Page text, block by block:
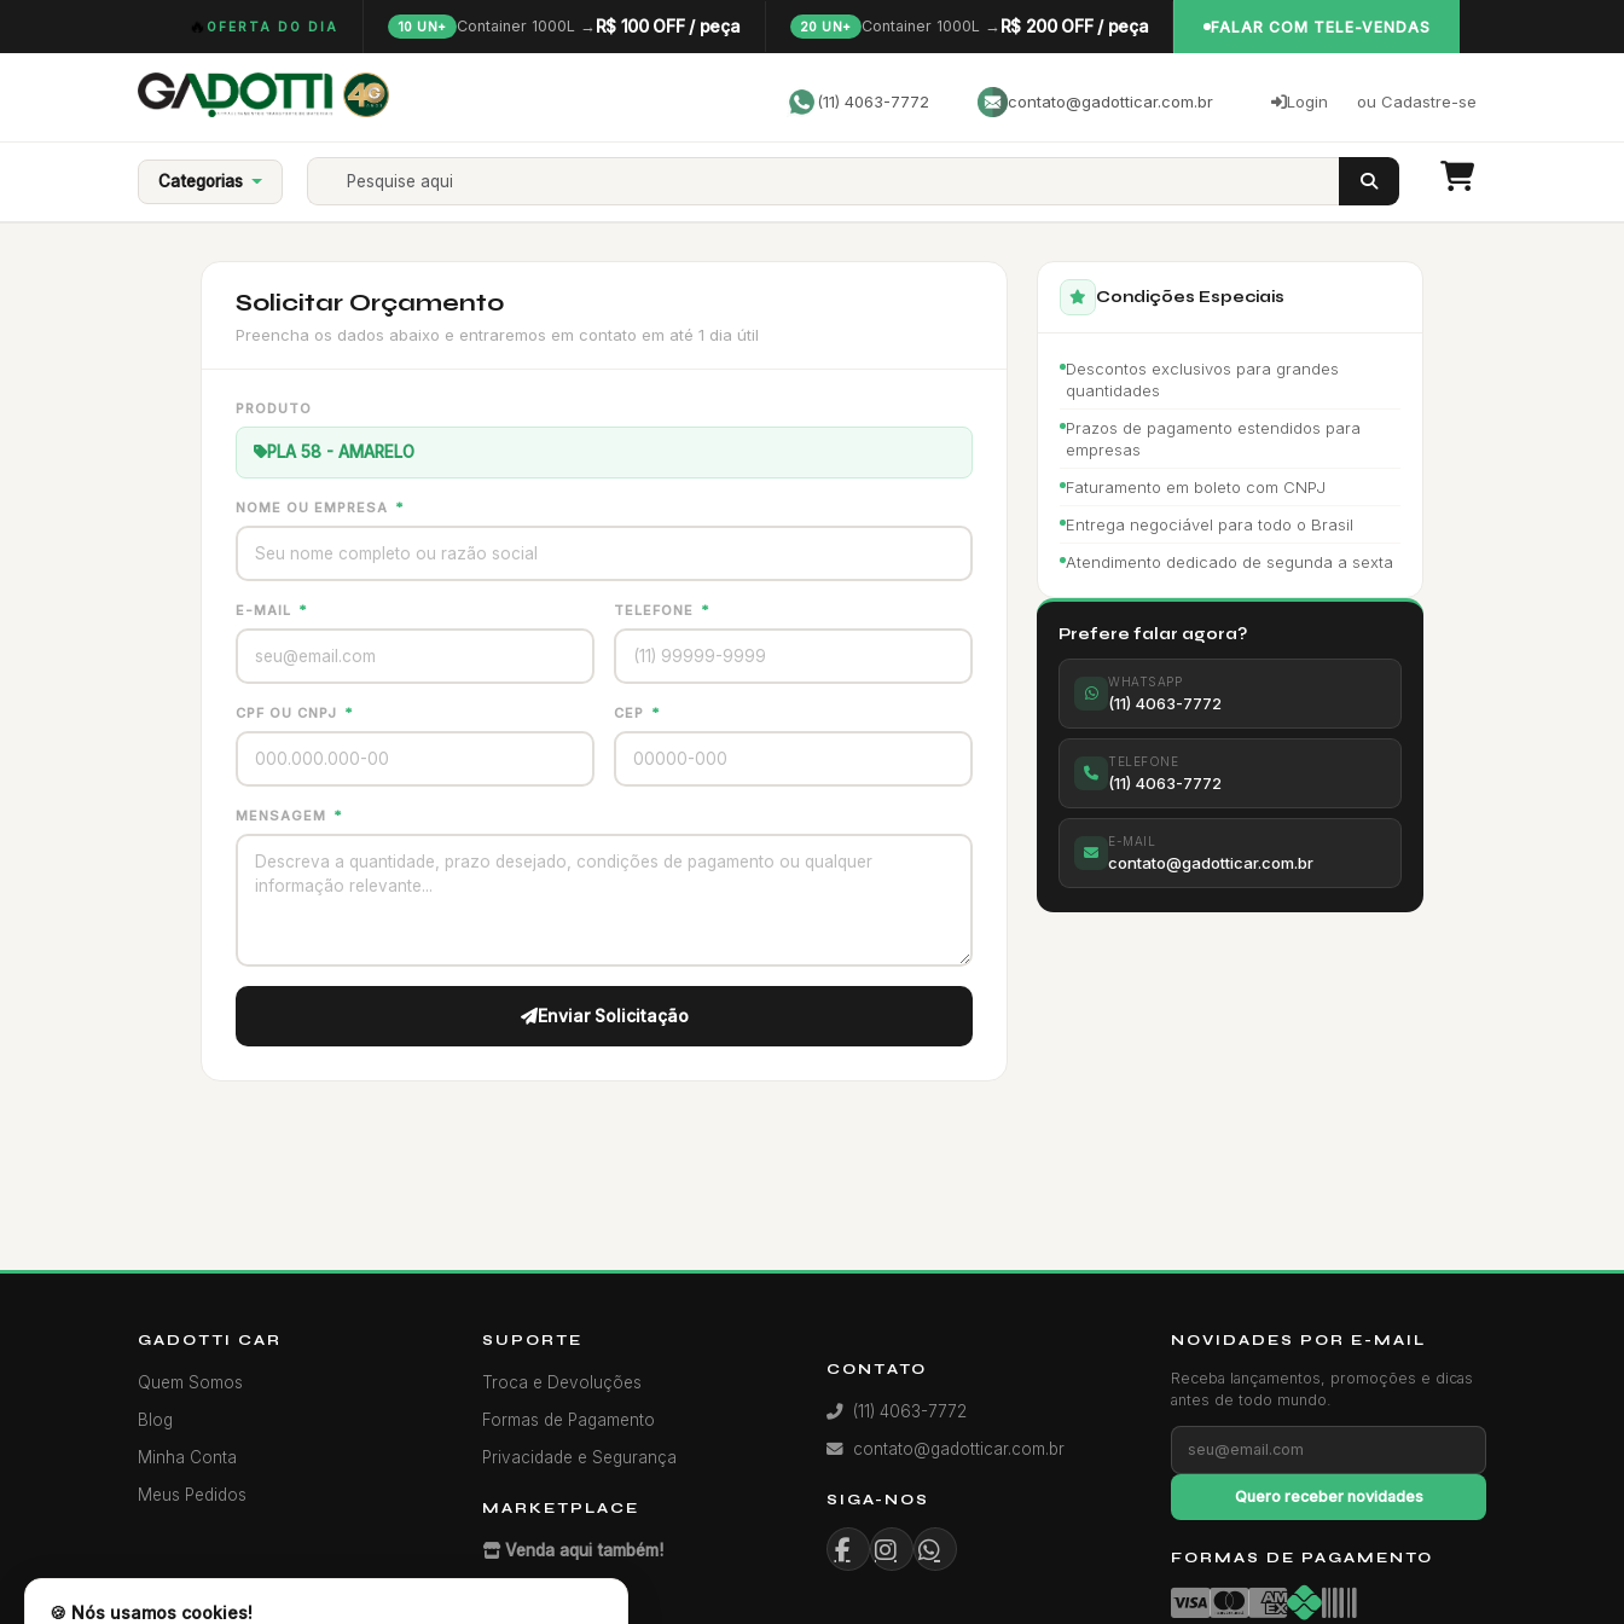
🍪 Nós usamos cookies!
🔥 OFERTA DO DIA 10 UN+ Container 1000L → R$ 100 OFF / peça 20 UN+ Container 1000L → R$ 200 OFF / peça FALAR COM TELE-VENDAS
(11) 4063-7772 contato@gadotticar.com.br Login ou Cadastre-se
Categorias
Solicitar Orçamento
Preencha os dados abaixo e entraremos em contato em até 1 dia útil
PRODUTO
PLA 58 - AMARELO
NOME OU EMPRESA *
E-MAIL * TELEFONE *
CPF OU CNPJ * CEP *
MENSAGEM *
Enviar Solicitação
Condições Especiais
Descontos exclusivos para grandes
quantidades
Prazos de pagamento estendidos para
empresas
Faturamento em boleto com CNPJ
Entrega negociável para todo o Brasil
Atendimento dedicado de segunda a sexta
Prefere falar agora?
WHATSAPP
(11) 4063-7772
TELEFONE
(11) 4063-7772
E-MAIL
contato@gadotticar.com.br
GADOTTI CAR
Quem Somos
Blog
Minha Conta
Meus Pedidos
SUPORTE
Troca e Devoluções
Formas de Pagamento
Privacidade e Segurança
MARKETPLACE
Venda aqui também!
CONTATO
(11) 4063-7772
contato@gadotticar.com.br
SIGA-NOS
NOVIDADES POR E-MAIL
Receba lançamentos, promoções e dicas
antes de todo mundo.
Quero receber novidades
FORMAS DE PAGAMENTO